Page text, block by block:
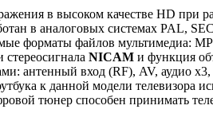
в высоком качестве HD при
в аналоговых системах PAL,
форматы файлов мультимедиа:
NICAM и функция
антенный вход (RF), AV, аудио
к данной модели телевизора
тюнер способен принимать